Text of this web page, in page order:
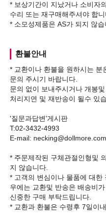
* 보상기간이 지났거나 소비자
수리 또는 재구매해주셔야 합니
환불안내
* 교환이나 환불을 원하시는 분
문의 주시기 바랍니다.
문의 없이 보내주시거나 개봉
처리지연 및 재반송이 될수 있
'질문과답변'게시판
T:02-3432-4993
E-mail: necking@dollmore.com
* 주문제작된 구체관절인형및
지 않습니다.
* 고객의 변심이나 물품에 대한
우에는 교환및 반송은 배송비
신중한 구매 부탁드립니다.